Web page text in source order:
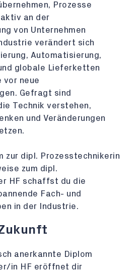
Prozesse
an der
von Unternehmen
verändert sich
Automatisierung,
globale Lieferketten
neue
Gefragt sind
Technik verstehen,
und Veränderungen
zur dipl. Prozesstechnikerin
zum dipl.
HF schaffst du die
Fach- und
in der Industrie.
anerkannte Diplom
in HF eröffnet dir